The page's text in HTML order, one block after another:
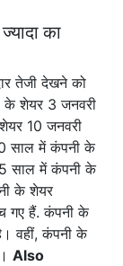
का
तेजी देखने को
के शेयर 3 जनवरी
10 जनवरी
साल में कंपनी के
5 साल में कंपनी के
के शेयर
गए हैं. कंपनी के
वहीं, कंपनी के
Also